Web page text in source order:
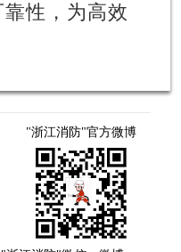
性，为高效
"浙江消防"官方微博